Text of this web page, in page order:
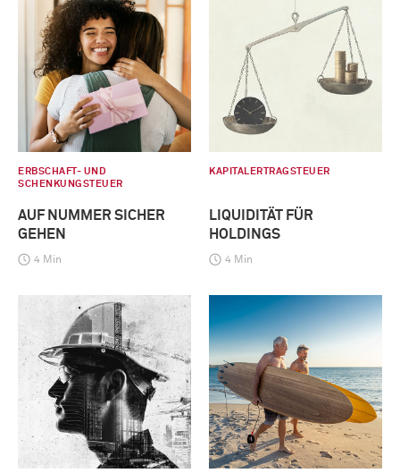
ERBSCHAFT- UND
SCHENKUNGSTEUER
AUF NUMMER SICHER
GEHEN
4 Min
KAPITALERTRAGSTEUER
LIQUIDITÄT FÜR
HOLDINGS
4 Min